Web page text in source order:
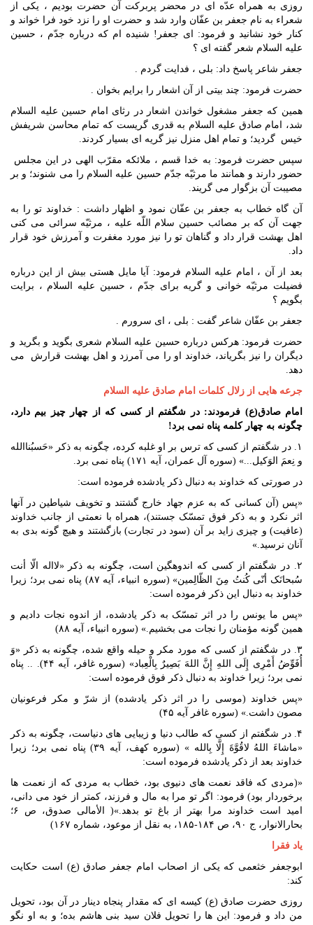
روزى به همراه عدّه اى در محضر پربركت آن حضرت بوديم ، يكى از
شعراء به نام جعفر بن عفّان وارد شد و حضرت او را نزد خود فرا خواند و
كنار خود نشانيد و فرمود: اى جعفر! شنيده ام كه درباره جدّم ، حسين
عليه السلام شعر گفته اى ؟
جعفر شاعر پاسخ داد: بلى ، فدايت گردم .
حضرت فرمود: چند بيتى از آن اشعار را برايم بخوان .
همين كه جعفر مشغول خواندن اشعار در رثاى امام حسين عليه السلام
شد، امام صادق عليه السلام به قدرى گريست كه تمام محاسن شريفش
خيس ‍ گرديد؛ و تمام اهل منزل نيز گريه اى بسيار كردند.
سپس حضرت فرمود: به خدا قسم ، ملائكه مقرّب الهى در اين مجلس ‍
حضور دارند و همانند ما مرثيّه جدّم حسين عليه السلام را مى شنوند؛ و بر
مصيبت آن بزگوار مى گريند.
آن گاه خطاب به جعفر بن عفّان نمود و اظهار داشت : خداوند تو را به
جهت آن كه بر مصائب حسين سلام اللّه عليه ، مرثيّه سرائى مى كنى
اهل بهشت قرار داد و گناهان تو را نيز مورد مغفرت و آمرزش خود قرار
داد.
بعد از آن ، امام عليه السلام فرمود: آيا مايل هستى بيش از اين درباره
فضيلت مرثيّه خوانى و گريه براى جدّم ، حسين عليه السلام ، برايت
بگويم ؟
جعفر بن عفّان شاعر گفت : بلى ، اى سرورم .
حضرت فرمود: هركس درباره حسين عليه السلام شعرى بگويد و بگريد و
ديگران را نيز بگرياند، خداوند او را مى آمرزد و اهل بهشت قرارش ‍ مى
دهد.
جرعه هایی از زلال کلمات امام صادق علیه السلام
امام صادق(ع) فرمودند: در شگفتم از کسی که از چهار چیز بیم دارد،
چگونه به چهار کلمه پناه نمی برد!
۱. در شگفتم از کسی که ترس بر او غلبه کرده، چگونه به ذکر «حَسبُناالله
و نِعمَ الوَکیل...» (سوره آل عمران، آیه ۱۷۱) پناه نمی برد.
در صورتی که خداوند به دنبال ذکر یادشده فرموده است:
«پس (آن کسانی که به عزم جهاد خارج گشتند و تخویف شیاطین در آنها
اثر نکرد و به ذکر فوق تمسّک جستند)، همراه با نعمتی از جانب خداوند
(عافیت) و چیزی زاید بر آن (سود در تجارت) بازگشتند و هیچ گونه بدی به
آنان نرسید.»
۲. در شگفتم از کسی که اندوهگین است، چگونه به ذکر «لااله الّا أنت
سُبحانَک أنّی کُنتُ مِنَ الظّالِمین» (سوره انبیاء، آیه ۸۷) پناه نمی برد؛ زیرا
خداوند به دنبال این ذکر فرموده است:
«پس ما یونس را در اثر تمسّک به ذکر یادشده، از اندوه نجات دادیم و
همین گونه مؤمنان را نجات می بخشیم.» (سوره انبیاء، آیه ۸۸)
۳. در شگفتم از کسی که مورد مکر و حیله واقع شده، چگونه به ذکر «وَ
أُفَوِّضُ أَمْرِی إِلَی اللهِ إِنَّ اللهَ بَصِیرٌ بِالْعِباد» (سوره غافر، آیه ۴۴). .. پناه
نمی برد؛ زیرا خداوند به دنبال ذکر فوق فرموده است:
«پس خداوند (موسی را در اثر ذکر یادشده) از شرّ و مکر فرعونیان
مصون داشت.» (سوره غافر آیه ۴۵)
۴. در شگفتم از کسی که طالب دنیا و زیبایی های دنیاست، چگونه به ذکر
«ماشاءَ اللهُ لاقُوَّةَ إِلَّا بِالله » (سوره کهف، آیه ۳۹) پناه نمی برد؛ زیرا
خداوند بعد از ذکر یادشده فرموده است:
«(مردی که فاقد نعمت های دنیوی بود، خطاب به مردی که از نعمت ها
برخوردار بود) فرمود: اگر تو مرا به مال و فرزند، کمتر از خود می دانی،
امید است خداوند مرا بهتر از باغ تو بدهد.»( الأمالی صدوق، ص ۶؛
بحارالانوار، ج ۹۰، ص ۱۸۴-۱۸۵، به نقل از موعود، شماره ۱۶۷)
یاد فقرا
ابوجعفر خثعمی که یکی از اصحاب امام جعفر صادق (ع) است حکایت
کند:
روزی حضرت صادق (ع) کیسه ای که مقدار پنجاه دینار در آن بود، تحویل
من داد و فرمود: این ها را تحویل فلان سید بنی هاشم بده؛ و به او نگو